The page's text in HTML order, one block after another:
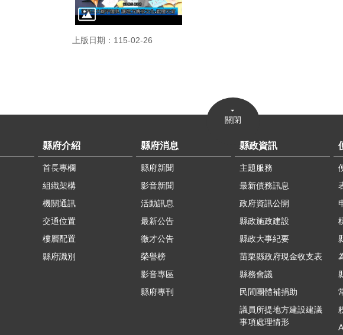
上版日期：115-02-26
關閉
縣府介紹
首長專欄
組織架構
機關通訊
交通位置
樓層配置
縣府識別
縣府消息
縣府新聞
影音新聞
活動訊息
最新公告
徵才公告
榮譽榜
影音專區
縣府專刊
縣政資訊
主題服務
最新債務訊息
政府資訊公開
縣政施政建設
縣政大事紀要
苗栗縣政府現金收支表
縣務會議
民間團體補捐助
議員所提地方建設建議
事項處理情形